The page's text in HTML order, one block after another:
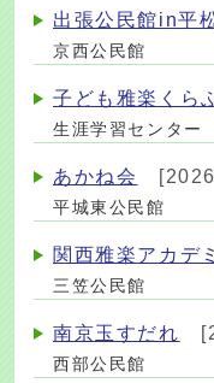
出張公民館in平
京西公民館
子ども雅楽くら
生涯学習センター
あかね会
平城東公民館
関西雅楽アカデ
三笠公民館
南京玉すだれ
西部公民館